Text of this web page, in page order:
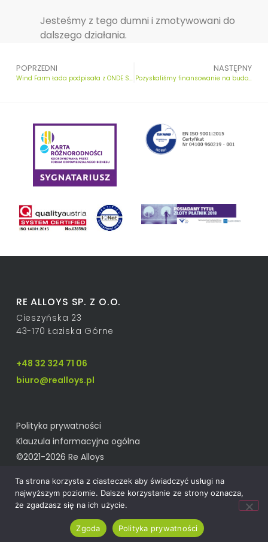
Jesteśmy z tego dumni i zmotywowani do
dalszego działania.
POPRZEDNI
Wind Farm Łada podpisała z ONDE SA umowę
NASTĘPNY
Pozyskaliśmy finansowanie na budowę Farmy Wiatrowej
RE ALLOYS SP. Z O.O.
Cieszyńska 23
43-170 Łaziska Górne
+48 32 324 71 06
biuro@realloys.pl
Polityka prywatności
Klauzula informacyjna ogólna
©2021-2026 Re Alloys
Ta strona korzysta z ciasteczek aby świadczyć usługi na
najwyższym poziomie. Dalsze korzystanie ze strony oznacza,
że zgadzasz się na ich użycie.
Zgoda Polityka prywatności